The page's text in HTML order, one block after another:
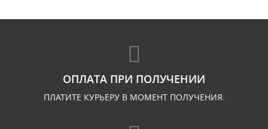
ОПЛАТА ПРИ ПОЛУЧЕНИИ
ПЛАТИТЕ КУРЬЕРУ В МОМЕНТ ПОЛУЧЕНИЯ.